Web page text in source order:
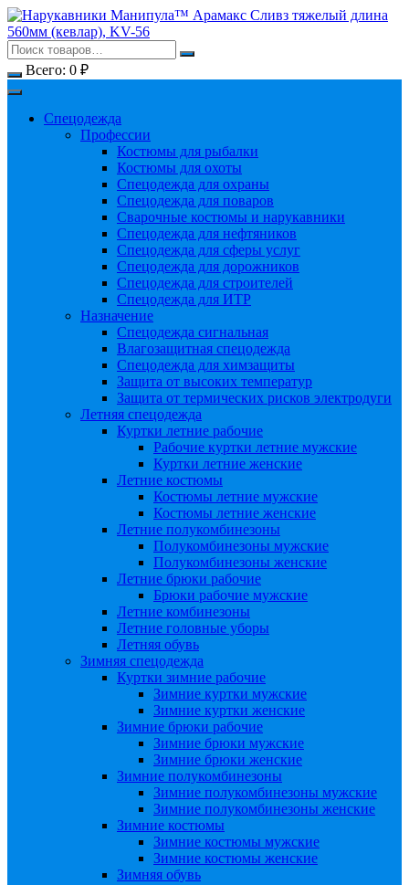
Перейти
к
содержимому
Всего: 0 ₽
Спецодежда
Профессии
Костюмы для рыбалки
Костюмы для охоты
Спецодежда для охраны
Спецодежда для поваров
Сварочные костюмы и нарукавники
Спецодежда для нефтяников
Спецодежда для сферы услуг
Спецодежда для дорожников
Спецодежда для строителей
Спецодежда для ИТР
Назначение
Спецодежда сигнальная
Влагозащитная спецодежда
Спецодежда для химзащиты
Защита от высоких температур
Защита от термических рисков электродуги
Летняя спецодежда
Куртки летние рабочие
Рабочие куртки летние мужские
Куртки летние женские
Летние костюмы
Костюмы летние мужские
Костюмы летние женские
Летние полукомбинезоны
Полукомбинезоны мужские
Полукомбинезоны женские
Летние брюки рабочие
Брюки рабочие мужские
Летние комбинезоны
Летние головные уборы
Летняя обувь
Зимняя спецодежда
Куртки зимние рабочие
Зимние куртки мужские
Зимние куртки женские
Зимние брюки рабочие
Зимние брюки мужские
Зимние брюки женские
Зимние полукомбинезоны
Зимние полукомбинезоны мужские
Зимние полукомбинезоны женские
Зимние костюмы
Зимние костюмы мужские
Зимние костюмы женские
Зимняя обувь